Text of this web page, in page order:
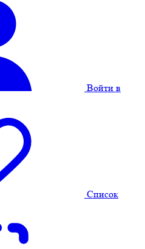
Войти в
Cписок